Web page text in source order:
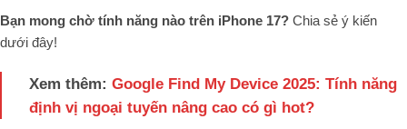
Bạn mong chờ tính năng nào trên iPhone 17? Chia sẻ ý kiến
dưới đây!
Xem thêm: Google Find My Device 2025: Tính năng
định vị ngoại tuyến nâng cao có gì hot?